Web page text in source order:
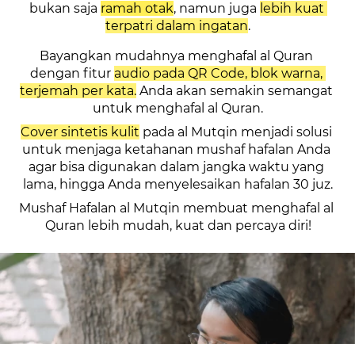
bukan saja ramah otak, namun juga lebih kuat
terpatri dalam ingatan.
Bayangkan mudahnya menghafal al Quran
dengan fitur audio pada QR Code, blok warna,
terjemah per kata. Anda akan semakin semangat
untuk menghafal al Quran.
Cover sintetis kulit pada al Mutqin menjadi solusi
untuk menjaga ketahanan mushaf hafalan Anda
agar bisa digunakan dalam jangka waktu yang
lama, hingga Anda menyelesaikan hafalan 30 juz.
Mushaf Hafalan al Mutqin membuat menghafal al
Quran lebih mudah, kuat dan percaya diri!